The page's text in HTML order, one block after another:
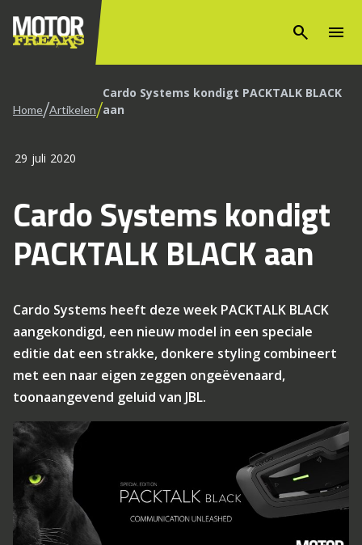
search menu
Home/Artikelen/Cardo Systems kondigt PACKTALK BLACK
aan
29 juli 2020
Cardo Systems kondigt
PACKTALK BLACK aan
Cardo Systems heeft deze week PACKTALK BLACK
aangekondigd, een nieuw model in een speciale
editie dat een strakke, donkere styling combineert
met een naar eigen zeggen ongeëvenaard,
toonaangevend geluid van JBL.